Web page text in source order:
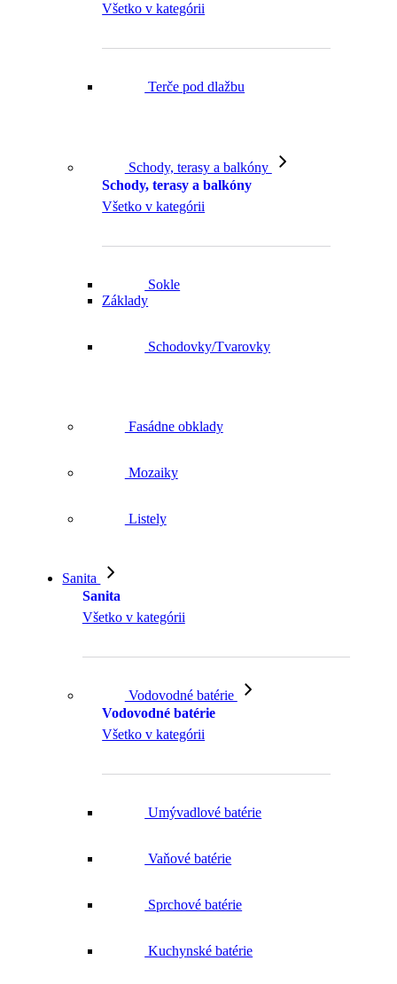
Všetko v kategórii
Terče pod dlažbu
Schody, terasy a balkóny
Schody, terasy a balkóny
Všetko v kategórii
Sokle
Základy
Schodovky/Tvarovky
Fasádne obklady
Mozaiky
Listely
Sanita
Sanita
Všetko v kategórii
Vodovodné batérie
Vodovodné batérie
Všetko v kategórii
Umývadlové batérie
Vaňové batérie
Sprchové batérie
Kuchynské batérie